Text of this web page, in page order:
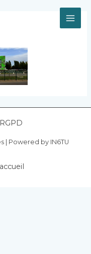
| Powered by IN6TU